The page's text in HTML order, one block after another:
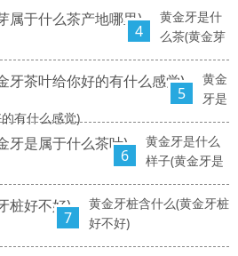
4
黄金牙是什
么茶(黄金芽
5
黄金
牙是
有什么感觉)
6
黄金牙是什么
样子(黄金牙是
7
黄金牙桩含什么(黄金牙桩
好不好)